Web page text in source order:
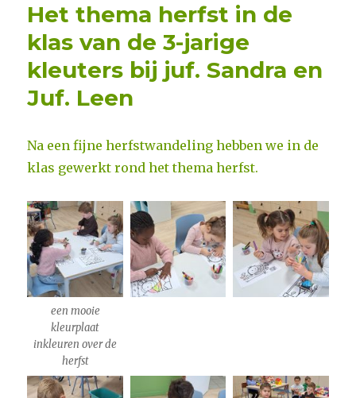
Het thema herfst in de
klas van de 3-jarige
kleuters bij juf. Sandra en
Juf. Leen
Na een fijne herfstwandeling hebben we in de
klas gewerkt rond het thema herfst.
een mooie
kleurplaat
inkleuren over de
herfst